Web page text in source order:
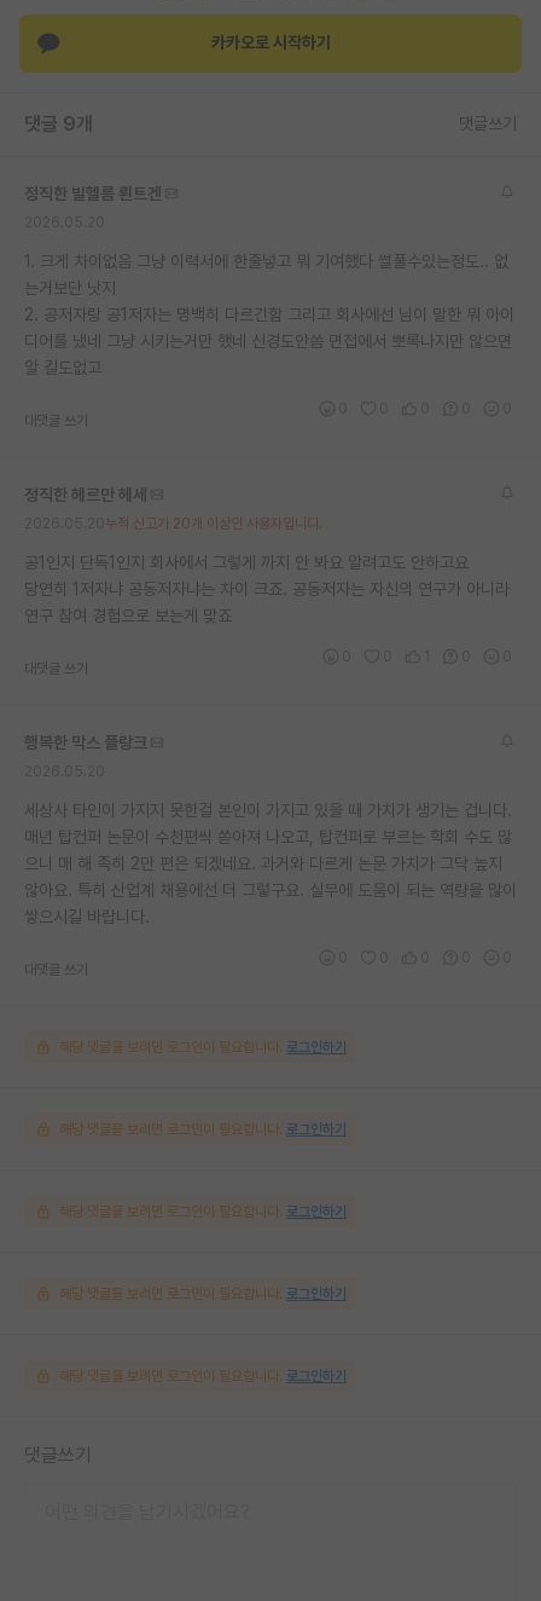
유학교육
이벤트
반도체 아카데미
카카오로 시작하기
댓글 9개 댓글쓰기
정직한 빌헬름 뢴트겐
1. 크게 차이없음 그냥 이력서에 한줄넣고 뭐 기여했다 썰풀수있는정도.. 없
는거보단 낫지
2. 공저자랑 공1저자는 명백히 다르긴함 그리고 회사에선 님이 말한 뭐 아이
디어를 냈네 그냥 시키는거만 했네 신경도안씀 면접에서 뽀록나지만 않으면
알 길도없고
대댓글 쓰기
정직한 헤르만 헤세
누적 신고가 20개 이상인 사용자입니다.
공1인지 단독1인지 회사에서 그렇게 까지 안 봐요 알려고도 안하고요
당연히 1저자냐 공동저자냐는 차이 크죠. 공동저자는 자신의 연구가 아니라
연구 참여 경험으로 보는게 맞죠
대댓글 쓰기
행복한 막스 플랑크
세상사 타인이 가지지 못한걸 본인이 가지고 있을 때 가치가 생기는 겁니다.
매년 탑컨퍼 논문이 수천편씩 쏟아져 나오고, 탑컨퍼로 부르는 학회 수도 많
으니 매 해 족히 2만 편은 되겠네요. 과거와 다르게 논문 가치가 그닥 높지
않아요. 특히 산업계 채용에선 더 그렇구요. 실무에 도움이 되는 역량을 많이
쌓으시길 바랍니다.
대댓글 쓰기
해당 댓글을 보려면 로그인이 필요합니다. 로그인하기
해당 댓글을 보려면 로그인이 필요합니다. 로그인하기
해당 댓글을 보려면 로그인이 필요합니다. 로그인하기
해당 댓글을 보려면 로그인이 필요합니다. 로그인하기
해당 댓글을 보려면 로그인이 필요합니다. 로그인하기
댓글쓰기